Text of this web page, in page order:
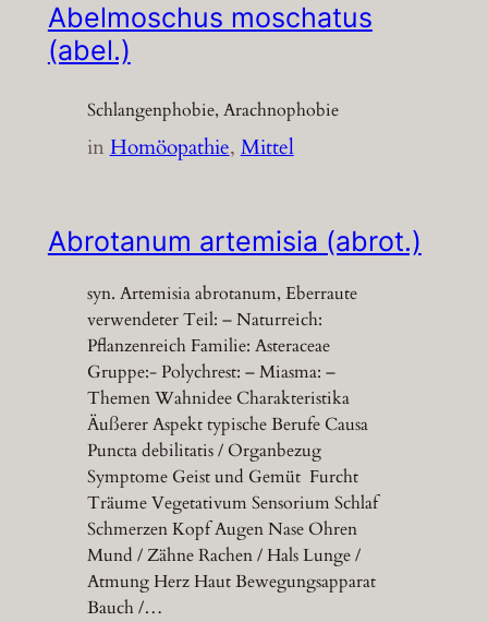
Abelmoschus moschatus
(abel.)
Schlangenphobie, Arachnophobie
inHomöopathie, Mittel
Abrotanum artemisia (abrot.)
syn. Artemisia abrotanum, Eberraute
verwendeter Teil: – Naturreich:
Pflanzenreich Familie: Asteraceae
Gruppe:- Polychrest: – Miasma: –
Themen Wahnidee Charakteristika
Äußerer Aspekt typische Berufe Causa
Puncta debilitatis / Organbezug
Symptome Geist und Gemüt Furcht
Träume Vegetativum Sensorium Schlaf
Schmerzen Kopf Augen Nase Ohren
Mund / Zähne Rachen / Hals Lunge /
Atmung Herz Haut Bewegungsapparat
Bauch /…